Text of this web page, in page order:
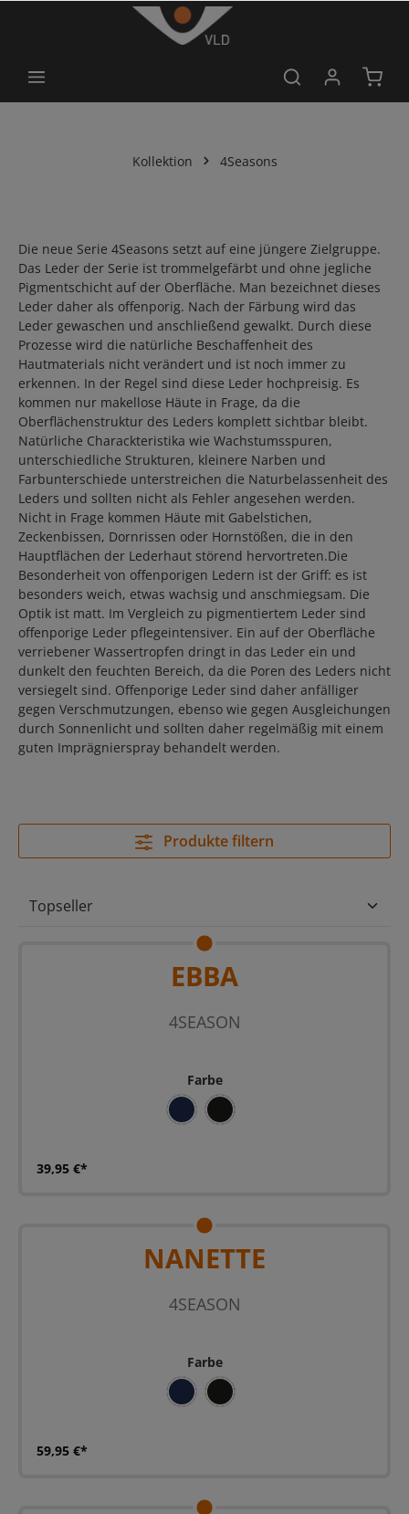
Kollektion 4Seasons
Die neue Serie 4Seasons setzt auf eine jüngere Zielgruppe.
Das Leder der Serie ist trommelgefärbt und ohne jegliche
Pigmentschicht auf der Oberfläche. Man bezeichnet dieses
Leder daher als offenporig. Nach der Färbung wird das
Leder gewaschen und anschließend gewalkt. Durch diese
Prozesse wird die natürliche Beschaffenheit des
Hautmaterials nicht verändert und ist noch immer zu
erkennen. In der Regel sind diese Leder hochpreisig. Es
kommen nur makellose Häute in Frage, da die
Oberflächenstruktur des Leders komplett sichtbar bleibt.
Natürliche Charackteristika wie Wachstumsspuren,
unterschiedliche Strukturen, kleinere Narben und
Farbunterschiede unterstreichen die Naturbelassenheit des
Leders und sollten nicht als Fehler angesehen werden.
Nicht in Frage kommen Häute mit Gabelstichen,
Zeckenbissen, Dornrissen oder Hornstößen, die in den
Hauptflächen der Lederhaut störend hervortreten.Die
Besonderheit von offenporigen Ledern ist der Griff: es ist
besonders weich, etwas wachsig und anschmiegsam. Die
Optik ist matt. Im Vergleich zu pigmentiertem Leder sind
offenporige Leder pflegeintensiver. Ein auf der Oberfläche
verriebener Wassertropfen dringt in das Leder ein und
dunkelt den feuchten Bereich, da die Poren des Leders nicht
versiegelt sind. Offenporige Leder sind daher anfälliger
gegen Verschmutzungen, ebenso wie gegen Ausgleichungen
durch Sonnenlicht und sollten daher regelmäßig mit einem
guten Imprägnierspray behandelt werden.
Produkte filtern
EBBA
4SEASON
Farbe
BLAU SCHWARZ
39,95 €*
NANETTE
4SEASON
Farbe
BLAU SZ
59,95 €*